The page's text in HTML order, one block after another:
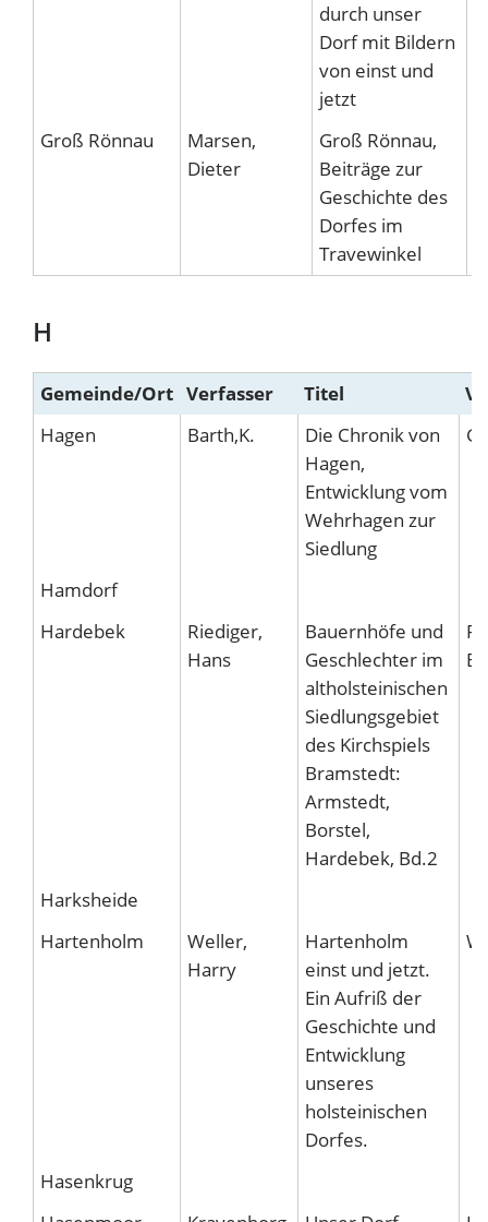
durch unser
Dorf mit Bildern
von einst und
jetzt
Groß Rönnau
Marsen,
Dieter
Groß Rönnau,
Beiträge zur
Geschichte des
Dorfes im
Travewinkel
H
Gemeinde/Ort Verfasser Titel
Hagen
Barth,K.
Die Chronik von
Hagen,
Entwicklung vom
Wehrhagen zur
Siedlung
Hamdorf
Hardebek
Riediger,
Hans
Bauernhöfe und
Geschlechter im
altholsteinischen
Siedlungsgebiet
des Kirchspiels
Bramstedt:
Armstedt,
Borstel,
Hardebek, Bd.2
Harksheide
Hartenholm
Weller,
Harry
Hartenholm
einst und jetzt.
Ein Aufriß der
Geschichte und
Entwicklung
unseres
holsteinischen
Dorfes.
Hasenkrug